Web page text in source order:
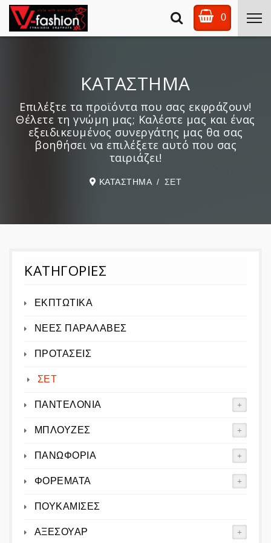
0
ΚΑΤΑΣΤΗΜΑ
Επιλέξτε τα προϊόντα που σας εκφράζουν!
Θέλετε τη γνώμη μας; Καλέστε μας και ένας
εξειδικευμένος συνεργάτης μας θα σας
βοηθήσει να επιλέξετε αυτό που σας
ταιριάζει!
ΚΑΤΑΣΤΗΜΑ ΣΕΤ
ΚΑΤΗΓΟΡΙΕΣ
ΕΚΠΤΩΤΙΚΑ
ΝΕΕΣ ΠΑΡΑΛΑΒΕΣ
ΠΡΟΤΑΣΕΙΣ
ΣΕΤ
ΠΑΝΤΕΛΟΝΙΑ
ΜΠΛΟΥΖΕΣ
ΠΑΝΩΦΟΡΙΑ
ΦΟΡΕΜΑΤΑ
ΠΟΥΚΑΜΙΣΕΣ
ΑΞΕΣΟΥΑΡ